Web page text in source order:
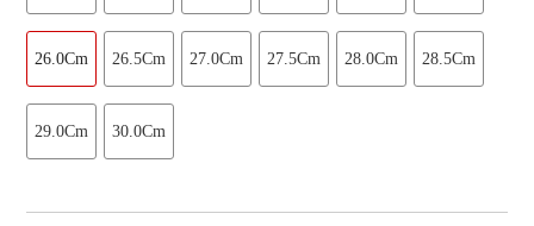
26.0Cm 26.5Cm 27.0Cm 27.5Cm 28.0Cm 28.5Cm
29.0Cm 30.0Cm